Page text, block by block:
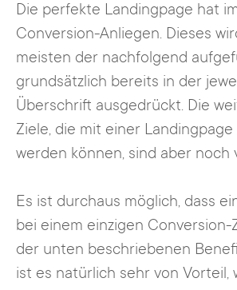
Die perfekte Landingpage hat
Conversion-Anliegen. Dieses
meisten der nachfolgend
grundsätzlich bereits in der
Überschrift ausgedrückt. Die
Ziele, die mit einer
werden können, sind aber noch
Es ist durchaus möglich, dass
bei einem einzigen Conversion-
der unten beschriebenen
ist es natürlich sehr von Vorteil,